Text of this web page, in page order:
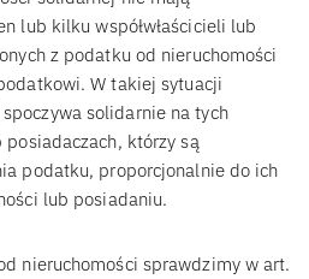
lub kilku współwłaścicieli lub
z podatku od nieruchomości
W takiej sytuacji
solidarnie na tych
posiadaczach, którzy są
podatku, proporcjonalnie do ich
lub posiadaniu.
nieruchomości sprawdzimy w art.